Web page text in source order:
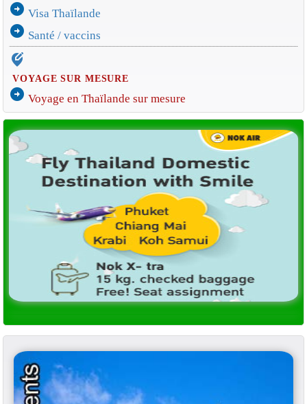
arrow_circle_right Visa Thaïlande
arrow_circle_right Santé / vaccins
edit_location_alt
VOYAGE SUR MESURE
arrow_circle_right Voyage en Thaïlande sur mesure